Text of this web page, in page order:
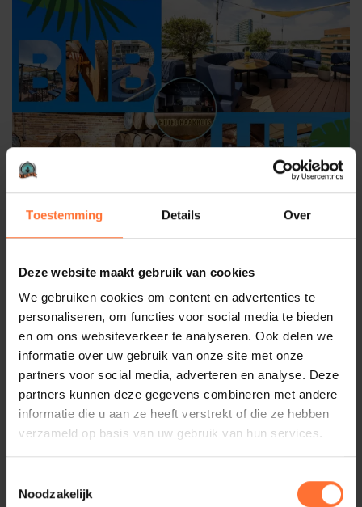
Toestemming Details Over
Deze website maakt gebruik van cookies
We gebruiken cookies om content en advertenties te
personaliseren, om functies voor social media te bieden
en om ons websiteverkeer te analyseren. Ook delen we
informatie over uw gebruik van onze site met onze
partners voor social media, adverteren en analyse. Deze
partners kunnen deze gegevens combineren met andere
informatie die u aan ze heeft verstrekt of die ze hebben
verzameld op basis van uw gebruik van hun services.
Noodzakelijk
Na het welkomstwoord en de korte presentatie van
sterrenkok Niven Kunz van restaurant Triptyque,
verplaatsen we ons naar de vijfde etage van het hotel om
aansluitend te netwerken op het prachtige dakterras BLOU
en laten we ons verrassen door het fenomenale uitzicht
over de binnenstad van Arnhem. BLOU Rooftop bar is dé
hotspot van Arnhem en staat voor vrolijkheid, gezelligheid
en professionaliteit. Laat de zomer maar komen!
Gepubliceerd:2022-06-13